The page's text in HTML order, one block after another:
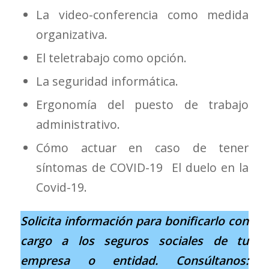
La video-conferencia como medida
organizativa.
El teletrabajo como opción.
La seguridad informática.
Ergonomía del puesto de trabajo
administrativo.
Cómo actuar en caso de tener
síntomas de COVID-19 El duelo en la
Covid-19.
Solicita información para bonificarlo con
cargo a los seguros sociales de tu
empresa o entidad. Consúltanos: